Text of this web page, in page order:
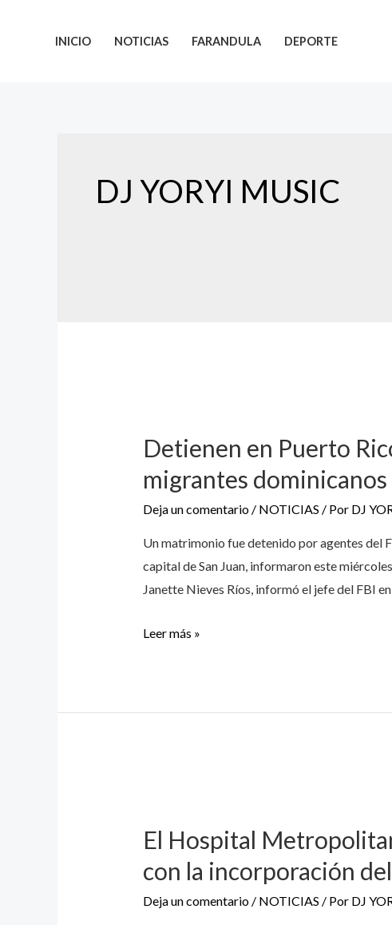
INICIO NOTICIAS FARANDULA DEPORTE
DJ YORYI MUSIC
Detienen en Puerto
migrantes dominicanos
Deja un comentario / NOTICIAS / Por DJ
Un matrimonio fue detenido por agentes del
capital de San Juan, informaron este
Janette Nieves Ríos, informó el jefe del FBI
Leer más »
El Hospital
con la incorporación
Deja un comentario / NOTICIAS / Por DJ